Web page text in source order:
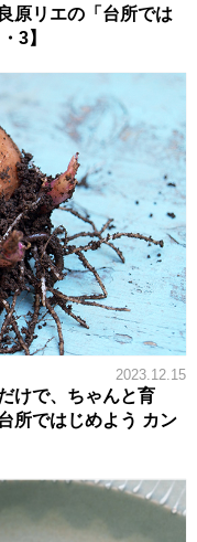
原リエの「台所では
3】
2023.12.15
けで、ちゃんと育
所ではじめよう カン